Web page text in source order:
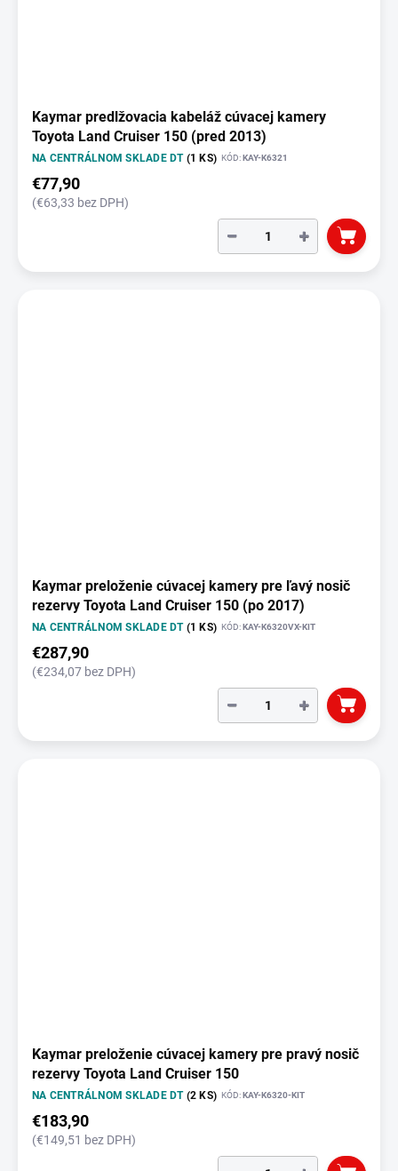
Kaymar predlžovacia kabeláž cúvacej kamery
Toyota Land Cruiser 150 (pred 2013)
NA CENTRÁLNOM SKLADE DT (1 KS) KÓD:KAY-K6321
€77,90
(€63,33 bez DPH)
+
−
Kaymar preloženie cúvacej kamery pre ľavý nosič
rezervy Toyota Land Cruiser 150 (po 2017)
NA CENTRÁLNOM SKLADE DT (1 KS) KÓD:KAY-K6320VX-KIT
€287,90
(€234,07 bez DPH)
+
−
Kaymar preloženie cúvacej kamery pre pravý nosič
rezervy Toyota Land Cruiser 150
NA CENTRÁLNOM SKLADE DT (2 KS) KÓD: KAY-K6320-KIT
€183,90
(€149,51 bez DPH)